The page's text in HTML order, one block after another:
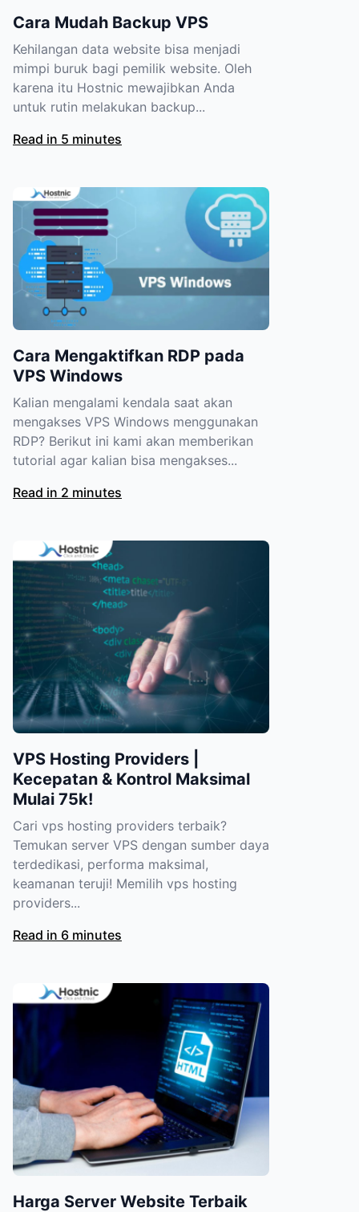
Cara Mudah Backup VPS
Kehilangan data website bisa menjadi
mimpi buruk bagi pemilik website. Oleh
karena itu Hostnic mewajibkan Anda
untuk rutin melakukan backup...
Read in 5 minutes
Cara Mengaktifkan RDP pada
VPS Windows
Kalian mengalami kendala saat akan
mengakses VPS Windows menggunakan
RDP? Berikut ini kami akan memberikan
tutorial agar kalian bisa mengakses...
Read in 2 minutes
VPS Hosting Providers |
Kecepatan & Kontrol Maksimal
Mulai 75k!
Cari vps hosting providers terbaik?
Temukan server VPS dengan sumber daya
terdedikasi, performa maksimal,
keamanan teruji! Memilih vps hosting
providers...
Read in 6 minutes
Harga Server Website Terbaik